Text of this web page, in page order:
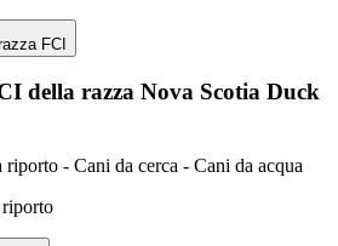
FCI
della razza Nova Scotia Duck
- Cani da cerca - Cani da acqua
riporto